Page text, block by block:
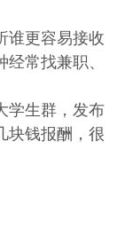
谁更容易接收
常找兼职、
学生群，发布
块钱报酬，很